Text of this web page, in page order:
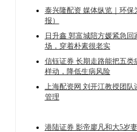
泰兴隆配资 媒体纵览｜环保
报）
日升鑫 郭富城陪方媛紧急
场，穿着朴素很老实
信钰证券 长期走路能把五类
样动，降低生病风险
上海配资网 刘开江教授团
管理
港陆证券 影帝廖凡和大5岁